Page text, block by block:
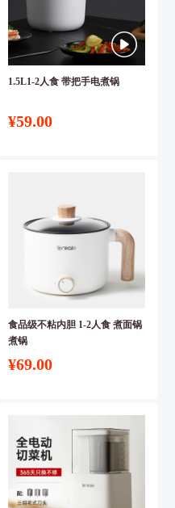
1.5L1-2人食 带把手电煮锅
¥59.00
食品级不粘内胆 1-2人食 煮面锅
煮锅
¥69.00